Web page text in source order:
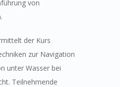
von
der Kurs
zur Navigation
unter Wasser bei
Teilnehmende